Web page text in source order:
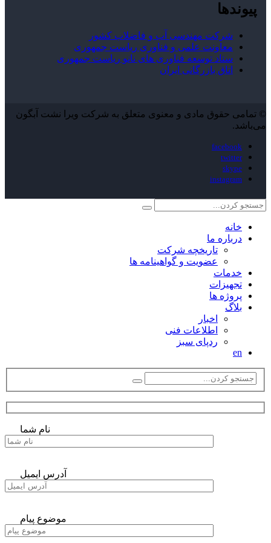
پیوندها
شرکت مهندسی آب و فاضلاب کشور
معاونت علمی و فناوری ریاست جمهوری
ستاد توسعه فناوری های نانو ریاست جمهوری
اتاق بازرگانی ایران
© تمامی حقوق مادی و معنوی متعلق به شرکت ویرا نشت آبگون
می‌باشد.
facebook
twitter
skype
instagram
خانه
درباره ما
تاریخچه شرکت
عضویت و گواهینامه ها
خدمات
تجهیزات
پروژه ها
بلاگ
اخبار
اطلاعات فنی
ردپای سبز
en
نام شما
آدرس ایمیل
موضوع پیام